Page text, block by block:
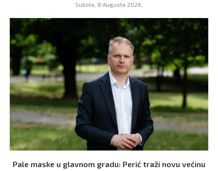
Subota, 8 Augusta 2026,
Pale maske u glavnom gradu: Perić traži novu većinu